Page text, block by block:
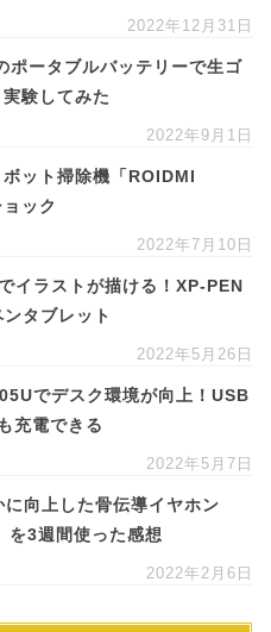
2022年12月31日
ータブルバッテリーで生ゴ
験してみた
2022年9月1日
ット掃除機「ROIDMI
ック
2022年7月10日
イラストが描ける！XP-PEN
タブレット
2022年5月26日
でデスク環境が向上！USB
充電できる
2022年5月7日
向上した骨伝導イヤホン
3週間使った感想
2022年2月6日